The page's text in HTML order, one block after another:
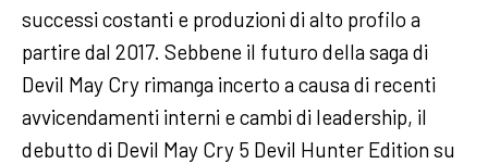
successi costanti e produzioni di alto profilo a
partire dal 2017. Sebbene il futuro della saga di
Devil May Cry rimanga incerto a causa di recenti
avvicendamenti interni e cambi di leadership, il
debutto di Devil May Cry 5 Devil Hunter Edition su